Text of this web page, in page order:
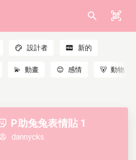
設計者 新的
💫 動畫 😊 感情 🐻 動物
P助兔兔表情貼 1
dannycks